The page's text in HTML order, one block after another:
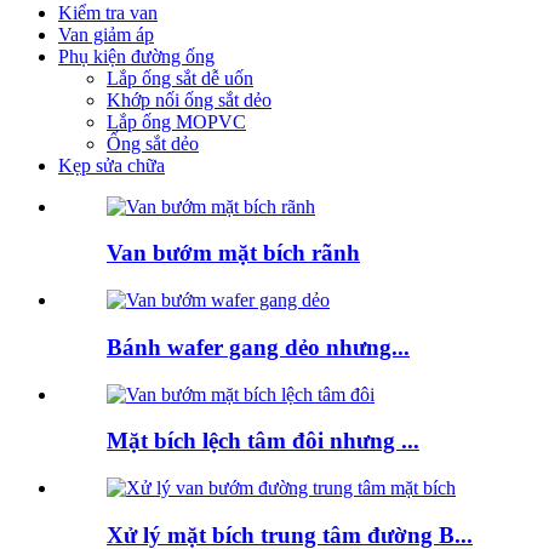
Kiểm tra van
Van giảm áp
Phụ kiện đường ống
Lắp ống sắt dễ uốn
Khớp nối ống sắt dẻo
Lắp ống MOPVC
Ống sắt dẻo
Kẹp sửa chữa
Van bướm mặt bích rãnh
Bánh wafer gang dẻo nhưng...
Mặt bích lệch tâm đôi nhưng ...
Xử lý mặt bích trung tâm đường B...